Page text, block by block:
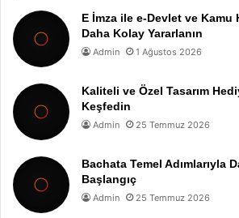
E İmza ile e-Devlet ve Kamu
Daha Kolay Yararlanın
Admin 1 Ağustos 2026
Kaliteli ve Özel Tasarım
Keşfedin
Admin 25 Temmuz 2026
Bachata Temel Adımlarıyla
Başlangıç
Admin 25 Temmuz 2026